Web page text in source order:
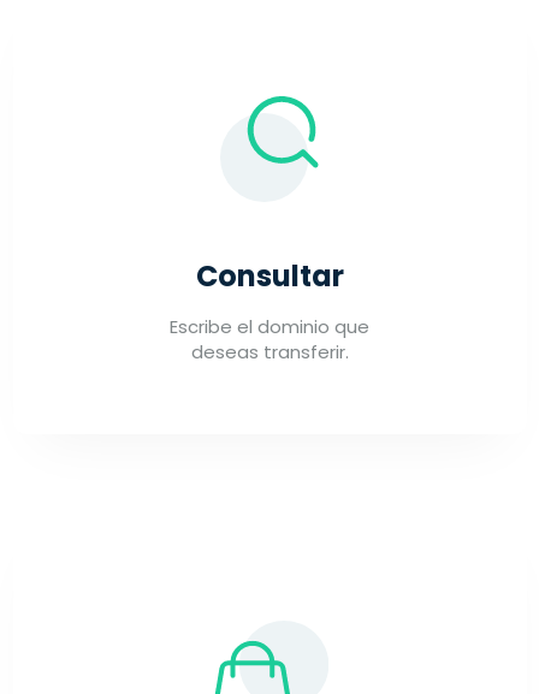
Consultar
Escribe el dominio que
deseas transferir.